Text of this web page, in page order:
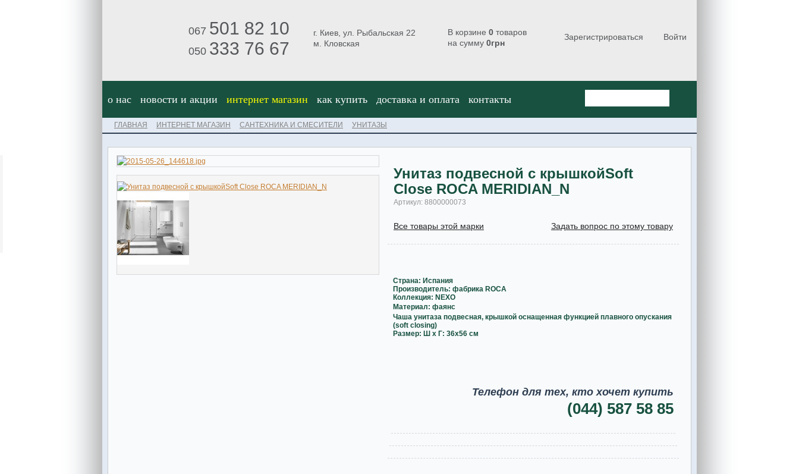
067 501 82 10
050 333 76 67
г. Киев, ул. Рыбальская 22
м. Кловская
В корзине 0 товаров
на сумму 0грн
Зарегистрироваться Войти
о нас новости и акции интернет магазин как купить доставка и оплата контакты
ГЛАВНАЯ ИНТЕРНЕТ МАГАЗИН САНТЕХНИКА И СМЕСИТЕЛИ УНИТАЗЫ
Унитаз подвесной с крышкойSoft
Close ROCA MERIDIAN_N
Артикул: 8800000073
Все товары этой марки Задать вопрос по этому товару
Страна: Испания
Производитель: фабрика ROCA
Коллекция: NEXO
Материал: фаянс
Чаша унитаза подвесная, крышкой оснащенная функцией плавного опускания
(soft closing)
Размер: Ш х Г: 36x56 см
Телефон для тех, кто хочет купить
(044) 587 58 85